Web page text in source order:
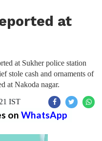
at
at Sukher police station
stole cash and ornaments of
at Nakoda nagar.
IST
on WhatsApp